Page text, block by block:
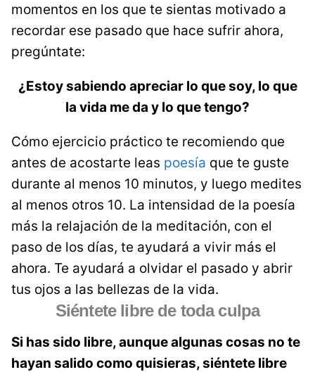
momentos en los que te sientas motivado a
recordar ese pasado que hace sufrir ahora,
pregúntate:
¿Estoy sabiendo apreciar lo que soy, lo que
la vida me da y lo que tengo?
Cómo ejercicio práctico te recomiendo que
antes de acostarte leas poesía que te guste
durante al menos 10 minutos, y luego medites
al menos otros 10. La intensidad de la poesía
más la relajación de la meditación, con el
paso de los días, te ayudará a vivir más el
ahora. Te ayudará a olvidar el pasado y abrir
tus ojos a las bellezas de la vida.
Siéntete libre de toda culpa
Si has sido libre, aunque algunas cosas no te
hayan salido como quisieras, siéntete libre